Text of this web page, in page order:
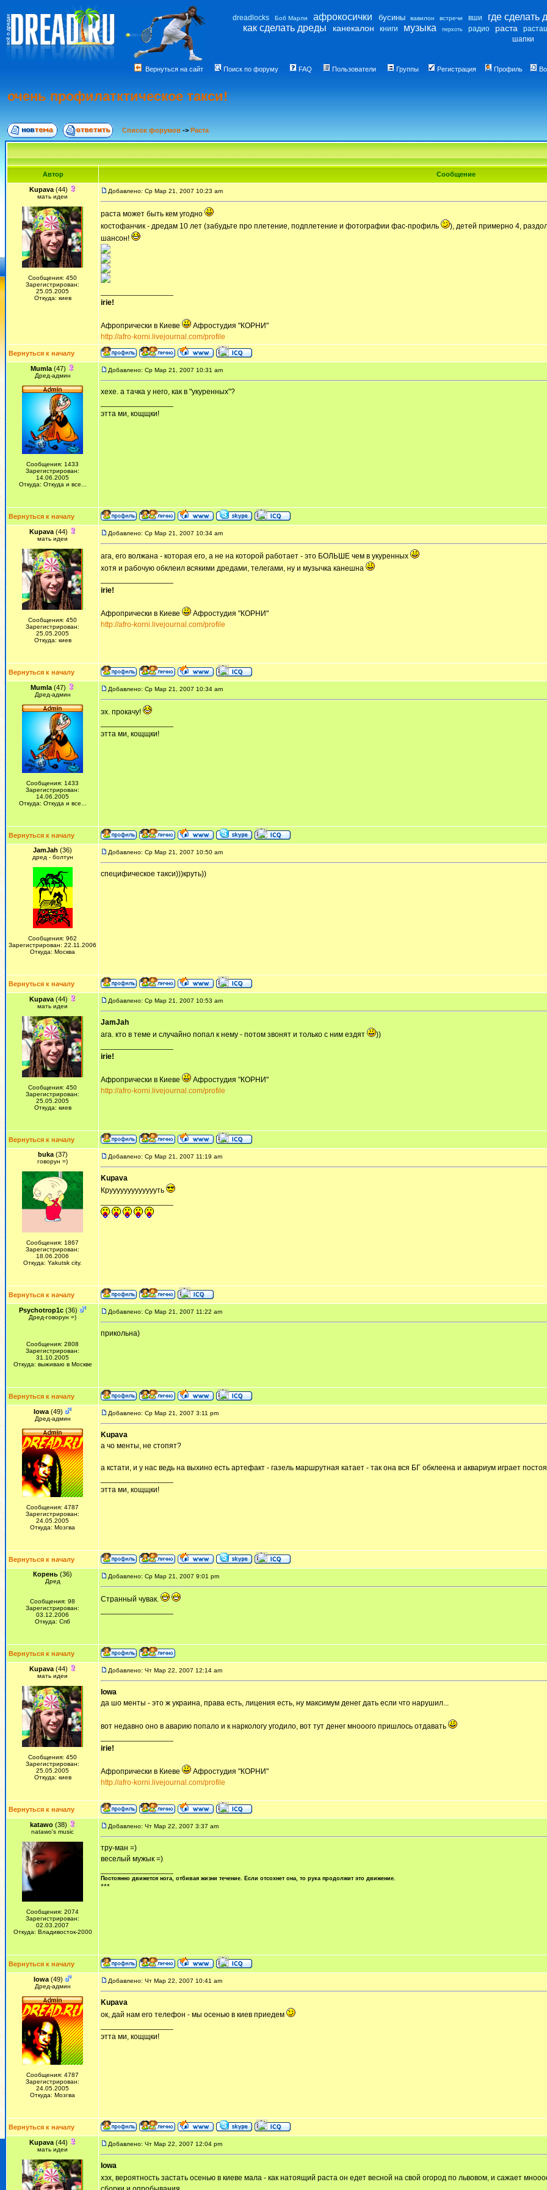
dreadlocks Боб Марли афрокосички бусины вавилон встречи вши
где сделать
как сделать дреды
канекалон книги музыка перхоть радио раста
шапки
Вернуться на сайт Поиск по форуму FAQ Пользователи Группы Регистрация Профиль
очень профилатктическое такси!
Список форумов -> Раста
Автор Сообщение
Kupava(44)
мать идеи
Сообщения: 450
Зарегистрирован:
25.05.2005
Откуда: киев
Добавлено: Ср Мар 21, 2007 10:23 am
раста может быть кем угодно
костофанчик - дредам 10 лет (забудьте про плетение, подплетение и фотографии фас-профиль
), детей примерно 4,
шансон!
irie!
Афропрически в Киеве
Афростудия "КОРНИ"
http://afro-korni.livejournal.com/profile
Вернуться к началу
Mumla (47)
Дред-админ
Сообщения: 1433
Зарегистрирован:
14.06.2005
Откуда: Откуда и все...
Добавлено: Ср Мар 21, 2007 10:31 am
хехе. а тачка у него, как в "укуренных"?
этта ми, кощщки!
Вернуться к началу
Kupava(44)
мать идеи
Сообщения: 450
Зарегистрирован:
25.05.2005
Откуда: киев
Добавлено: Ср Мар 21, 2007 10:34 am
ага, его волжана - которая его, а не на которой работает - это БОЛЬШЕ чем в укуренных
хотя и рабочую обклеил всякими дредами, телегами, ну и музычка канешна
irie!
Афропрически в Киеве
Афростудия "КОРНИ"
http://afro-korni.livejournal.com/profile
Вернуться к началу
Mumla (47)
Дред-админ
Сообщения: 1433
Зарегистрирован:
14.06.2005
Откуда: Откуда и все...
Добавлено: Ср Мар 21, 2007 10:34 am
эх. прокачу!
этта ми, кощщки!
Вернуться к началу
JamJah (36)
дред - болтун
Сообщения: 962
Зарегистрирован: 22.11.2006
Откуда: Москва
Добавлено: Ср Мар 21, 2007 10:50 am
специфическое такси)))круть))
Вернуться к началу
Kupava(44)
мать идеи
Сообщения: 450
Зарегистрирован:
25.05.2005
Откуда: киев
Добавлено: Ср Мар 21, 2007 10:53 am
JamJah
ага. кто в теме и случайно попал к нему - потом звонят и только с ним ездят
))
irie!
Афропрически в Киеве
Афростудия "КОРНИ"
http://afro-korni.livejournal.com/profile
Вернуться к началу
buka(37)
говорун =)
Сообщения: 1867
Зарегистрирован:
18.06.2006
Откуда: Yakutsk city.
Добавлено: Ср Мар 21, 2007 11:19 am
Kupava
Круууууууууууууть
Вернуться к началу
Psychotrop1c (36)
Дред-говорун =)
Сообщения: 2808
Зарегистрирован:
31.10.2005
Откуда: выживаю в Москве
Добавлено: Ср Мар 21, 2007 11:22 am
прикольна)
Вернуться к началу
Iowa (49)
Дред-админ
Сообщения: 4787
Зарегистрирован:
24.05.2005
Откуда: Мозгва
Добавлено: Ср Мар 21, 2007 3:11 pm
Kupava
а чо менты, не стопят?
а кстати, и у нас ведь на выхино есть артефакт - газель маршрутная катает - так она вся БГ обклеена и аквариум играет
этта ми, кощщки!
Вернуться к началу
Корень (36)
Дред
Сообщения: 98
Зарегистрирован:
03.12.2006
Откуда: Спб
Добавлено: Ср Мар 21, 2007 9:01 pm
Странный чувак.
Вернуться к началу
Kupava(44)
мать идеи
Сообщения: 450
Зарегистрирован:
25.05.2005
Откуда: киев
Добавлено: Чт Мар 22, 2007 12:14 am
Iowa
да шо менты - это ж украина, права есть, лицения есть, ну максимум денег дать если что нарушил...
вот недавно оно в аварию попало и к наркологу угодило, вот тут денег мнооого пришлось отдавать
irie!
Афропрически в Киеве
Афростудия "КОРНИ"
http://afro-korni.livejournal.com/profile
Вернуться к началу
katawo(38)
natawo's music
Сообщения: 2074
Зарегистрирован:
02.03.2007
Откуда: Владивосток-2000
Добавлено: Чт Мар 22, 2007 3:37 am
тру-ман =)
веселый мужык =)
Постоянно движется нога, отбивая жизни течение. Если отсохнет она, то рука продолжит это движение.
***
Вернуться к началу
Iowa (49)
Дред-админ
Сообщения: 4787
Зарегистрирован:
24.05.2005
Откуда: Мозгва
Добавлено: Чт Мар 22, 2007 10:41 am
Kupava
ок, дай нам его телефон - мы осенью в киев приедем
этта ми, кощщки!
Вернуться к началу
Kupava(44)
мать идеи
Добавлено: Чт Мар 22, 2007 12:04 pm
Iowa
хэх, вероятность застать осенью в киеве мала - как натоящий раста он едет весной на свой огород по львовом, и сажает